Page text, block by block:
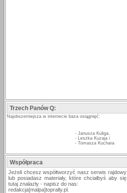
Trzech Panów Q:
Najobszerniejsza w internecie baza osiągnięć:
- Janusza Kuliga,
- Leszka Kuzaja i
- Tomasza Kuchara
Współpraca
Jeżeli chcesz współtworzyć nasz serwis rajdowy
lub posiadasz materiały, które chciałbyś aby się
tutaj znalazły - napisz do nas:
redakcja[malpa]toprally.pl.